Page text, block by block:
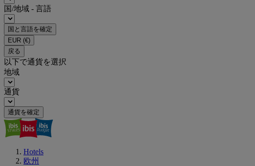
国/地域 - 言語
国と言語を確定
EUR (€)
戻る
以下で通貨を選択
地域
通貨
通貨を確定
Hotels
欧州